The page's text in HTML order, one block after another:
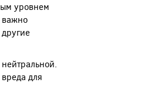
уровнем
важно
для